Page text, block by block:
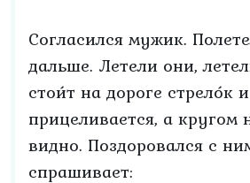
Согласился мужик.
дальше. Летели они,
стои́т на дороге стрело́к и
прицеливается, а кругом
видно. Поздоровался с
спрашивает: